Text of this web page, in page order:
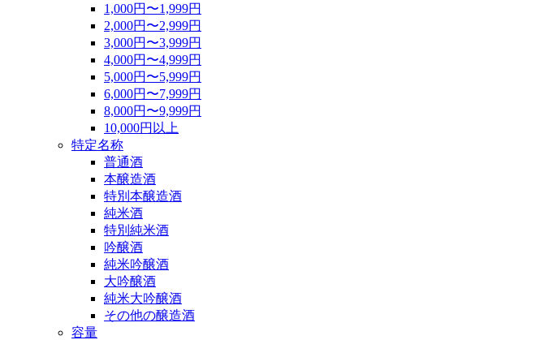
1,000円〜1,999円
2,000円〜2,999円
3,000円〜3,999円
4,000円〜4,999円
5,000円〜5,999円
6,000円〜7,999円
8,000円〜9,999円
10,000円以上
特定名称
普通酒
本醸造酒
特別本醸造酒
純米酒
特別純米酒
吟醸酒
純米吟醸酒
大吟醸酒
純米大吟醸酒
その他の醸造酒
容量